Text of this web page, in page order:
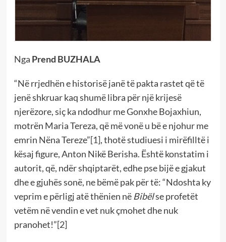
Nga Prend BUZHALA
“Në rrjedhën e historisë janë të pakta rastet që të
jenë shkruar kaq shumë libra për një krijesë
njerëzore, siç ka ndodhur me Gonxhe Bojaxhiun,
motrën Maria Tereza, që më vonë u bë e njohur me
emrin Nëna Tereze”[1], thotë studiuesi i mirëfilltë i
kësaj figure, Anton Nikë Berisha. Është konstatim i
autorit, që, ndër shqiptarët, edhe pse bijë e gjakut
dhe e gjuhës sonë, ne bëmë pak për të: “Ndoshta ky
veprim e përligj atë thënien në Bibëlse profetët
vetëm në vendin e vet nuk çmohet dhe nuk
pranohet!”[2]